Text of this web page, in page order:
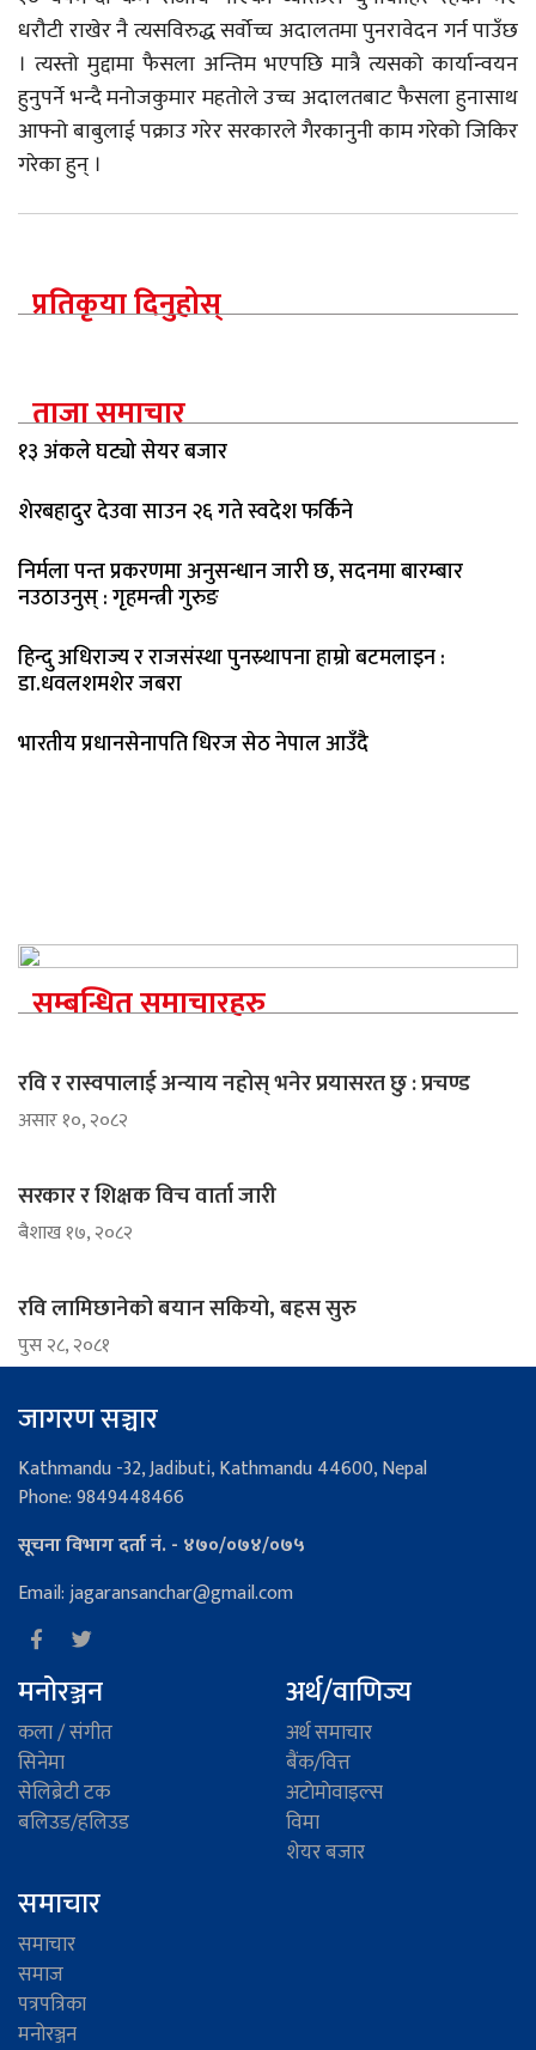
धरौटी राखेर नै त्यसविरुद्ध सर्वोच्च अदालतमा पुनरावेदन गर्न पाउँछ
। त्यस्तो मुद्दामा फैसला अन्तिम भएपछि मात्रै त्यसको कार्यान्वयन
हुनुपर्ने भन्दै मनोजकुमार महतोले उच्च अदालतबाट फैसला हुनासाथ
आफ्नो बाबुलाई पक्राउ गरेर सरकारले गैरकानुनी काम गरेको जिकिर
गरेका हुन् ।
प्रतिकृया दिनुहोस्
ताजा समाचार
१३ अंकले घट्यो सेयर बजार
शेरबहादुर देउवा साउन २६ गते स्वदेश फर्किने
निर्मला पन्त प्रकरणमा अनुसन्धान जारी छ, सदनमा बारम्बार
नउठाउनुस् : गृहमन्त्री गुरुङ
हिन्दु अधिराज्य र राजसंस्था पुनस्र्थापना हाम्रो बटमलाइन :
डा.धवलशमशेर जबरा
भारतीय प्रधानसेनापति धिरज सेठ नेपाल आउँदै
सम्बन्धित समाचारहरु
रवि र रास्वपालाई अन्याय नहोस् भनेर प्रयासरत छु : प्रचण्ड
असार १०, २०८२
सरकार र शिक्षक विच वार्ता जारी
ब‌ैशाख १७, २०८२
रवि लामिछानेको बयान सकियो, बहस सुरु
पुस २८, २०८१
जागरण सञ्चार
Kathmandu -32, Jadibuti, Kathmandu 44600, Nepal
Phone: 9849448466
सूचना विभाग दर्ता नं. - ४७०/०७४/०७५
Email: jagaransanchar@gmail.com
मनोरञ्जन
कला / संगीत
सिनेमा
सेलिब्रेटी टक
बलिउड/हलिउड
अर्थ/वाणिज्य
अर्थ समाचार
बैंक/वित्त
अटाेमाेवाइल्स
विमा
शेयर बजार
समाचार
समाचार
समाज
पत्रपत्रिका
मनोरञ्जन